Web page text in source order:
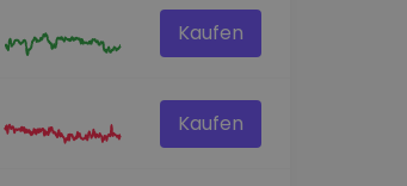
Kaufen
Kaufen